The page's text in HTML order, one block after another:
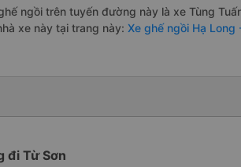
ngồi trên tuyến đường này là xe Tùng
xe này tại trang này: Xe ghế ngồi Hạ Long
đi Từ Sơn